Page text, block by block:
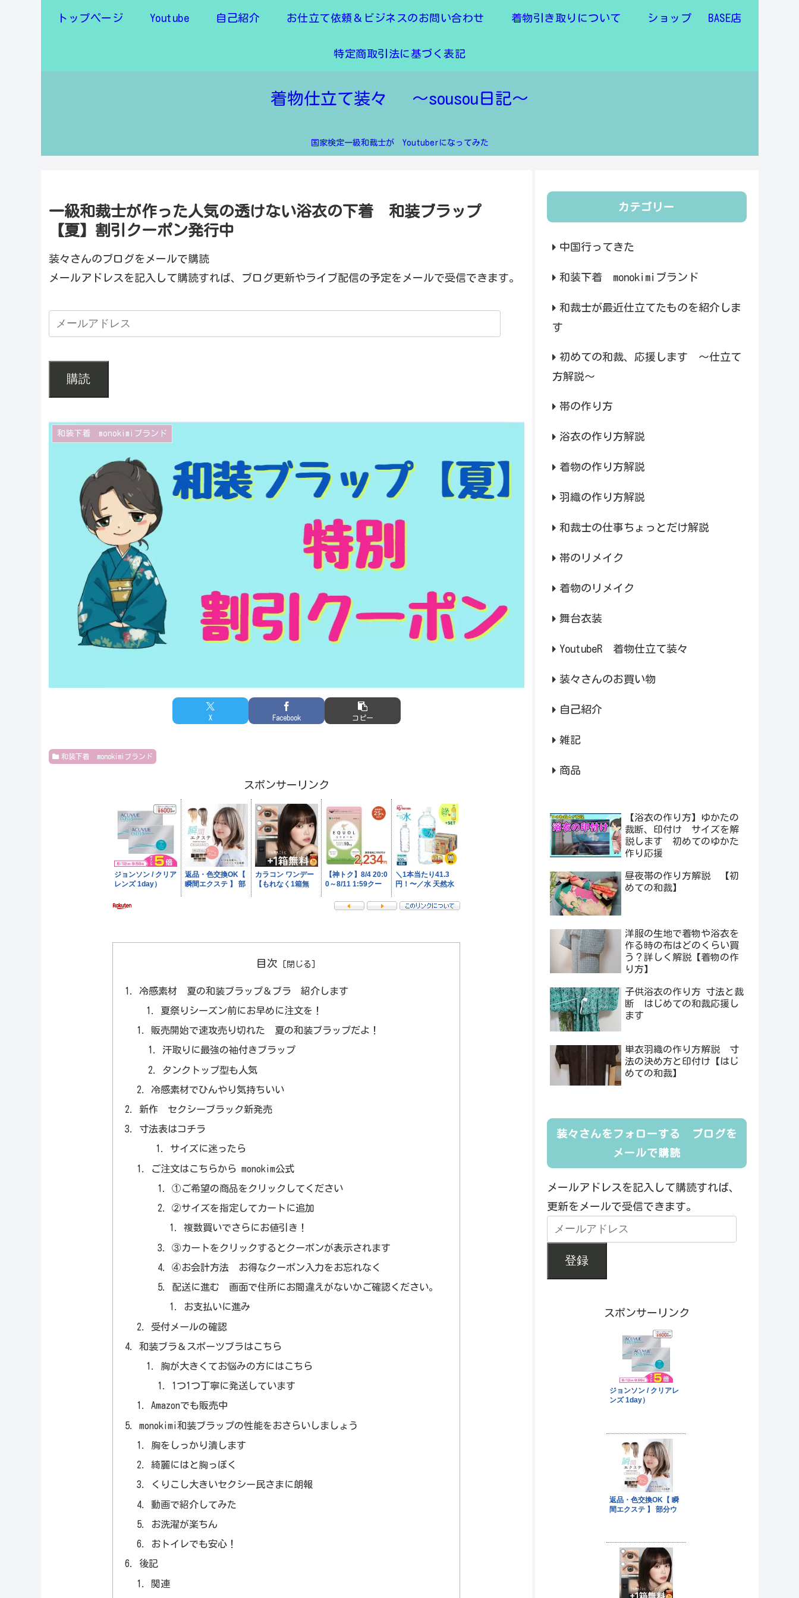
着物仕立て装々 ～sousou日記～
国家検定一級和裁士が Youtuberになってみた
トップページ Youtube 自己紹介 お仕立て依頼＆ビジネスのお問い合わせ 着物引き取りについて ショップ BASE店
特定商取引法に基づく表記
一級和裁士が作った人気の透けない浴衣の下着 和装ブラップ
【夏】割引クーポン発行中
装々さんのブログをメールで購読
メールアドレスを記入して購読すれば、ブログ更新やライブ配信の予定をメールで受信できます。
購読
和装下着 monokimiブランド
X Facebook コピー
和装下着 monokimiブランド
スポンサーリンク
目次
冷感素材 夏の和装ブラップ＆ブラ 紹介します
夏祭りシーズン前にお早めに注文を！
販売開始で速攻売り切れた 夏の和装ブラップだよ！
汗取りに最強の袖付きブラップ
タンクトップ型も人気
冷感素材でひんやり気持ちいい
新作 セクシーブラック新発売
寸法表はコチラ
サイズに迷ったら
ご注文はこちらから monokim公式
①ご希望の商品をクリックしてください
②サイズを指定してカートに追加
複数買いでさらにお値引き！
③カートをクリックするとクーポンが表示されます
④お会計方法 お得なクーポン入力をお忘れなく
配送に進む 画面で住所にお間違えがないかご確認ください。
お支払いに進み
受付メールの確認
和装ブラ＆スポーツブラはこちら
胸が大きくてお悩みの方にはこちら
1つ1つ丁寧に発送しています
Amazonでも販売中
monokimi和装ブラップの性能をおさらいしましょう
胸をしっかり潰します
綺麗にはと胸っぽく
くりこし大きいセクシー民さまに朗報
動画で紹介してみた
お洗濯が楽ちん
おトイレでも安心！
後記
関連
カテゴリー
中国行ってきた
和装下着 monokimiブランド
和裁士が最近仕立てたものを紹介しま
す
初めての和裁、応援します ～仕立て
方解説～
帯の作り方
浴衣の作り方解説
着物の作り方解説
羽織の作り方解説
和裁士の仕事ちょっとだけ解説
帯のリメイク
着物のリメイク
舞台衣装
YoutubeR 着物仕立て装々
装々さんのお買い物
自己紹介
雑記
商品
【浴衣の作り方】ゆかたの
裁断、印付け サイズを解
説します 初めてのゆかた
作り応援
昼夜帯の作り方解説 【初
めての和裁】
洋服の生地で着物や浴衣を
作る時の布はどのくらい買
う？詳しく解説【着物の作
り方】
子供浴衣の作り方 寸法と裁
断 はじめての和裁応援し
ます
単衣羽織の作り方解説 寸
法の決め方と印付け【はじ
めての和裁】
装々さんをフォローする ブログを
メールで購読
メールアドレスを記入して購読すれば、
更新をメールで受信できます。
登録
スポンサーリンク